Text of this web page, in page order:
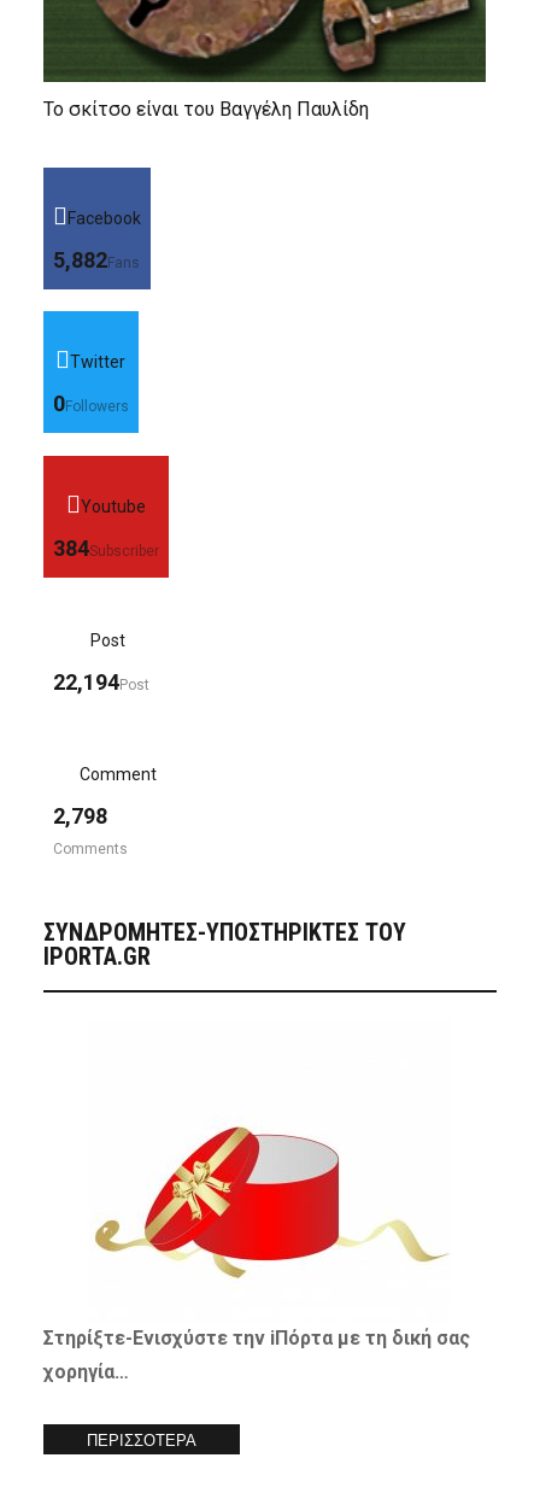
Το σκίτσο είναι του Βαγγέλη Παυλίδη
Facebook
5,882Fans
Twitter
0Followers
Youtube
384Subscriber
Post
22,194Post
Comment
2,798
Comments
ΣΥΝΔΡΟΜΗΤΈΣ-ΥΠΟΣΤΗΡΙΚΤΈΣ ΤΟΥ
IPORTA.GR
Στηρίξτε- Ενισχύστετην iΠόρτα με τη δική σας
χορηγία…
ΠΕΡΙΣΣΟΤΕΡΑ